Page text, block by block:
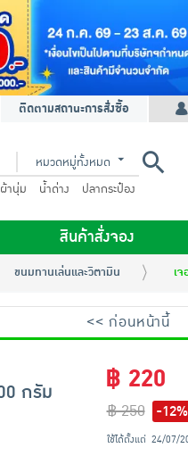
ติดตามสถานะการสั่งซื้อ
หมวดหมู่ทั้งหมด
านุ่ม น้ำด่าง ปลากระป๋อง
สินค้าสั่งจอง
ขนมทานเล่นและวิตามิน เ
<< ก่อนหน้านี้
กรัม ฿ 220
฿ 250 -12%
ใช้ได้ตั้งแต่ 24/07/